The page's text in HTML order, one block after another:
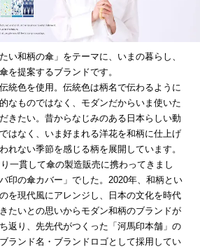
い和柄の傘」をテーマに、いまの暮らし、
を提案するブランドです。
統色を使用。伝統色は柄名で伝わるように
なものではなく、モダンだからいま使いた
きたい。昔からなじみのある日本らしい動
はなく、いま好まれる洋花を和柄に仕上げ
れない季節を感じる柄を展開しています。
一貫して傘の製造販売に携わってきまし
印の傘カバー」でした。2020年、和柄とい
を現代風にアレンジし、日本の文化を時代
たいとの思いからモダン和柄のブランドが
返り、先先代がつくった「河馬印本舗」の
ランド名・ブランドロゴとして採用してい